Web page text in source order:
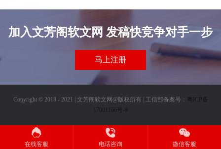
加入文芳阁软文网 发稿快竞争对手一步
马上注册
Copyright © 2018 - 2021 | 文芳阁软文网@版权所有 | 工信部备案号： 粤ICP备
17001166号-9
在线客服 电话咨询 微信客服